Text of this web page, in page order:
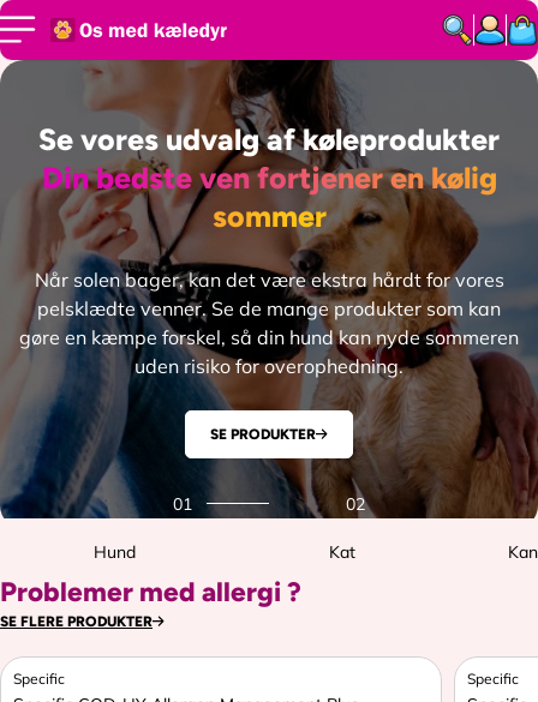
SPRING TIL
INDHOLD
Se vores udvalg af køleprodukter
Din bedste ven fortjener en kølig
sommer
Når solen bager, kan det være ekstra hårdt for vores
pelsklædte venner. Se de mange produkter som kan
gøre en kæmpe forskel, så din hund kan nyde sommeren
uden risiko for overophedning.
SE PRODUKTER
01 02
Hund Kat
Problemer med allergi ?
SE FLERE PRODUKTER
Specific Specific